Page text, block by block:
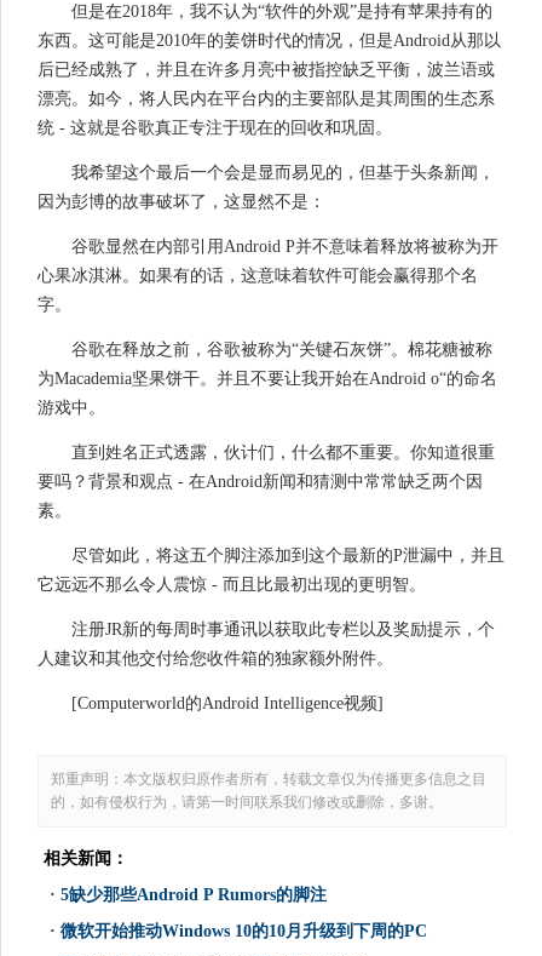
但是在2018年，我不认为“软件的外观”是持有苹果持有的
东西。这可能是2010年的姜饼时代的情况，但是Android从那以
后已经成熟了，并且在许多月亮中被指控缺乏平衡，波兰语或
漂亮。如今，将人民内在平台内的主要部队是其周围的生态系
统 - 这就是谷歌真正专注于现在的回收和巩固。
我希望这个最后一个会是显而易见的，但基于头条新闻，
因为彭博的故事破坏了，这显然不是：
谷歌显然在内部引用Android P并不意味着释放将被称为开
心果冰淇淋。如果有的话，这意味着软件可能会赢得那个名
字。
谷歌在释放之前，谷歌被称为“关键石灰饼”。棉花糖被称
为Macademia坚果饼干。并且不要让我开始在Android o“的命名
游戏中。
直到姓名正式透露，伙计们，什么都不重要。你知道很重
要吗？背景和观点 - 在Android新闻和猜测中常常缺乏两个因
素。
尽管如此，将这五个脚注添加到这个最新的P泄漏中，并且
它远远不那么令人震惊 - 而且比最初出现的更明智。
注册JR新的每周时事通讯以获取此专栏以及奖励提示，个
人建议和其他交付给您收件箱的独家额外附件。
[Computerworld的Android Intelligence视频]
郑重声明：本文版权归原作者所有，转载文章仅为传播更多信息之目
的，如有侵权行为，请第一时间联系我们修改或删除，多谢。
相关新闻：
· 5缺少那些Android P Rumors的脚注
· 微软开始推动Windows 10的10月升级到下周的PC